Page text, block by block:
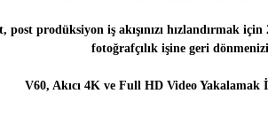
prodüksiyon iş akışınızı hızlandırmak
fotoğrafçılık işine geri
V60, Akıcı 4K ve Full HD Video Yakalamak